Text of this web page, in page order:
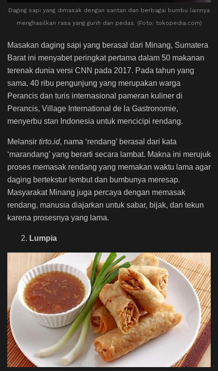
Daging sapi yang dimasak dengan santan dan berbagai bumbu lainnya
menghasilkan rasa yang gurih dan pedas. (Foto: tokopedia.com)
Masakan daging sapi yang berasal dari Minang, Sumatera
Barat ini menyabet peringkat pertama dalam 50 makanan
terenak dunia versi CNN pada 2017. Pada tahun yang
sama, 40 ribu pengunjung yang merupakan warga
Perancis dan turis internasional pameran kuliner di
Perancis, Village International de la Gastronomie,
menyerbu stan Indonesia untuk mencicipi rendang.
Melansir tirto.id, nama ‘rendang’ berasal dari kata
‘marandang’ yang berarti secara lambat. Makna ini merujuk
proses memasak rendang yang memakan waktu lama agar
daging bertekstur lembut dan bumbunya meresap.
Masyarakat Minang juga percaya dengan memasak
rendang, manusia diajarkan untuk sabar, bijak, dan tekun
karena prosesnya yang lama.
2. Lumpia